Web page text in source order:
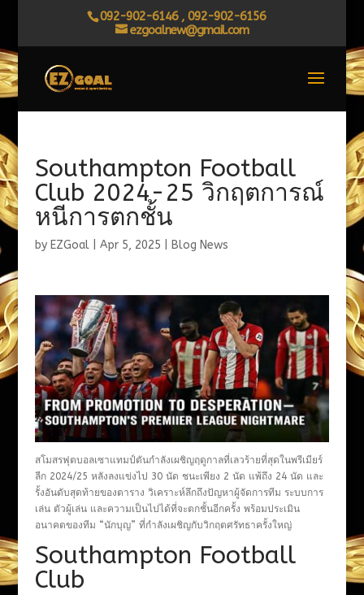
092-902-6146 , 092-902-6156
ezgoalnew@gmail.com
Southampton Football
Club 2024-25 วิกฤตการณ์
หนีการตกชั้น
by EZGoal| Apr 5, 2025 Blog News
สโมสรฟุตบอลเซาแทมป์ตันกำลังเผชิญฤดูกาลที่เลวร้ายที่สุดในพรีเมียร์
ลีก 2024/25 หลังลงแข่งไป 30 นัด ชนะเพียง 2 นัด แพ้ถึง 24 นัด และ
รั้งอันดับสุดท้ายของตาราง วิเคราะห์ลึกถึงปัญหาผู้จัดการทีม ระบบการ
เล่น ตัวผู้เล่น และความเป็นไปได้ที่จะตกชั้นอีกครั้ง พร้อมประเมิน
อนาคตของทีม “นักบุญ” ที่กำลังเผชิญกับวิกฤตศรัทธาครั้งใหญ่
Southampton Football
Club